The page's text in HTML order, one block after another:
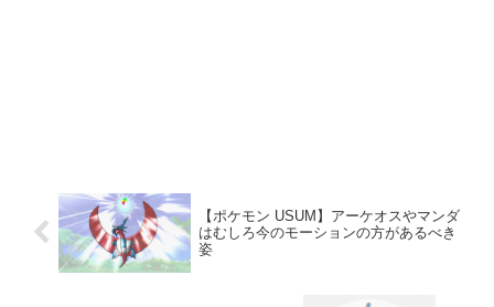
【ポケモン USUM】アーケオスやマンダ
はむしろ今のモーションの方があるべき
姿